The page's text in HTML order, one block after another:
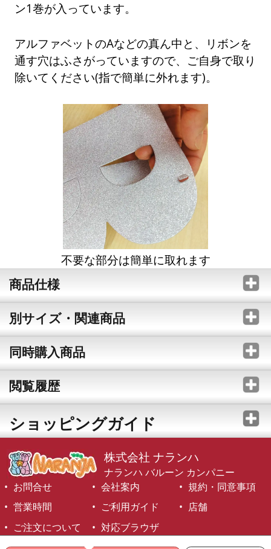
ン1巻が入っています。
アルファベットのAなどの真ん中と、リボンを
通す穴はふさがっていますので、ご自身で取り
除いてください(指で簡単に外れます)。
不要な部分は簡単に取れます
商品仕様
別サイズ・関連商品
同時購入商品
閲覧履歴
ショッピングガイド
株式会社 ナランハ
ナランハ バルーン カンパニー
お問合せ
会社案内
規約・同意事項
営業時間
ご利用ガイド
店舗
ご注文について
対応ブラウザ
©1999-2026 NARANJA Inc. All Rights Reserved.